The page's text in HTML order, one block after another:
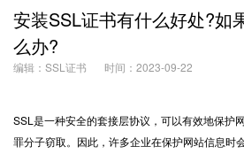
安装SSL证书有什么好处?如
么办?
编辑：SSL证书 时间：2023-09-22
SSL是一种安全的套接层协议，可以有效地保护
罪分子窃取。因此，许多企业在保护网站信息时